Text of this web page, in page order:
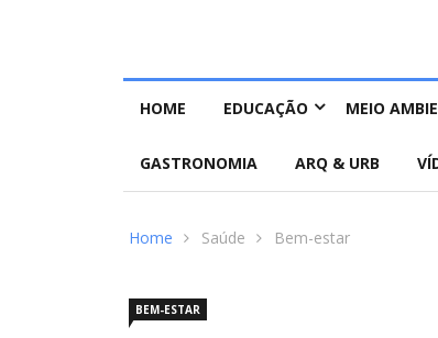
HOME EDUCAÇÃO MEIO
GASTRONOMIA ARQ & URB
Home Saúde Bem-estar
BEM-ESTAR